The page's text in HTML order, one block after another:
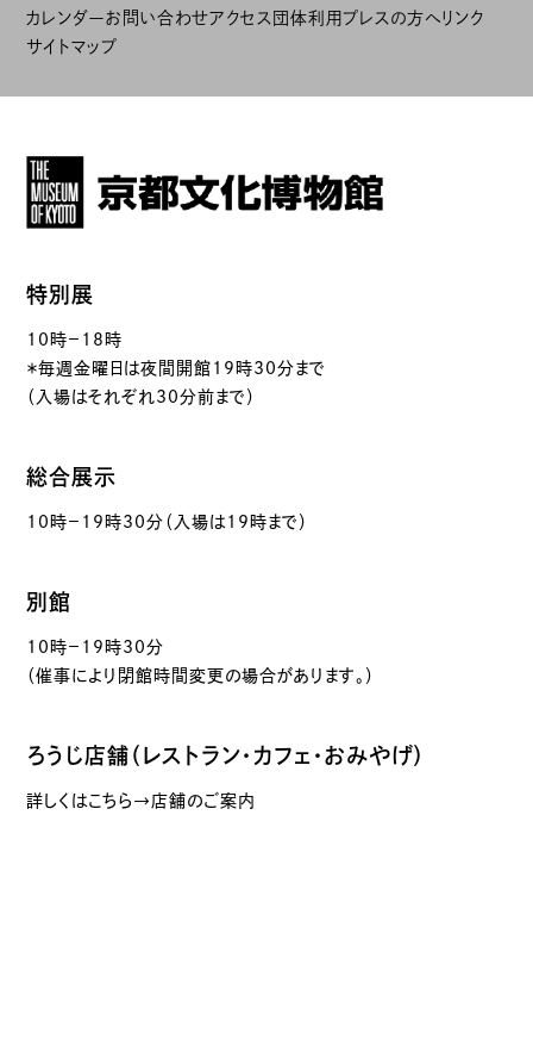
カレンダーお問い合わせアクセス 団体利用 プレスの方へリンク
サイトマップ
特別展
10時－18時
＊毎週金曜日は夜間開館19時30分まで
（入場はそれぞれ30分前まで）
総合展示
10時－19時30分（入場は19時まで）
別館
10時－19時30分
（催事により閉館時間変更の場合があります。）
ろうじ店舗（レストラン・カフェ・おみやげ）
詳しくはこちら→店舗のご案内